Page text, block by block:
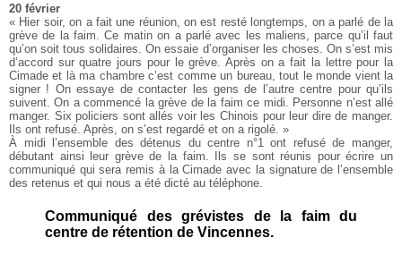
20 février
« Hier soir, on a fait une réunion, on est resté longtemps, on a parlé de la
grève de la faim. Ce matin on a parlé avec les maliens, parce qu’il faut
qu’on soit tous solidaires. On essaie d’organiser les choses. On s’est mis
d’accord sur quatre jours pour le grève. Après on a fait la lettre pour la
Cimade et là ma chambre c’est comme un bureau, tout le monde vient la
signer ! On essaye de contacter les gens de l’autre centre pour qu’ils
suivent. On a commencé la grève de la faim ce midi. Personne n’est allé
manger. Six policiers sont allés voir les Chinois pour leur dire de manger.
Ils ont refusé. Après, on s’est regardé et on a rigolé. »
À midi l’ensemble des détenus du centre n°1 ont refusé de manger,
débutant ainsi leur grève de la faim. Ils se sont réunis pour écrire un
communiqué qui sera remis à la Cimade avec la signature de l’ensemble
des retenus et qui nous a été dicté au téléphone.
Communiqué des grévistes de la faim du
centre de rétention de Vincennes.